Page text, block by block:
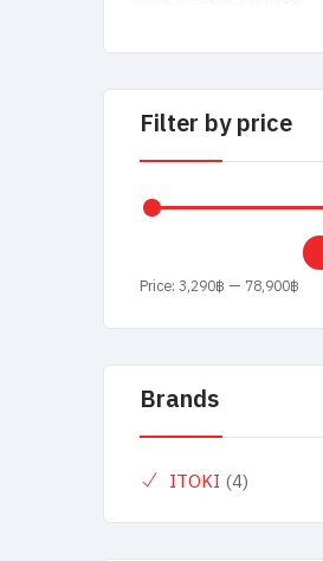
Filter by price
Price:3,290฿ — 78,900฿
Brands
ITOKI (4)